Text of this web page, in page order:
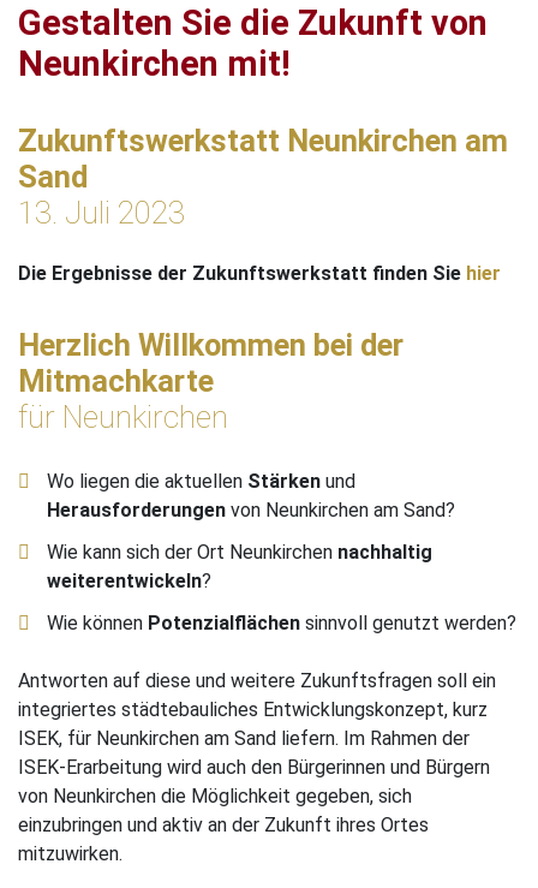
Gestalten Sie die Zukunft von
Neunkirchen mit!
Zukunftswerkstatt Neunkirchen am
Sand
13. Juli 2023
Die Ergebnisse der Zukunftswerkstatt finden Sie hier
Herzlich Willkommen bei der
Mitmachkarte
für Neunkirchen
Wo liegen die aktuellen Stärken und
Herausforderungen von Neunkirchen am Sand?
Wie kann sich der Ort Neunkirchen nachhaltig
weiterentwickeln?
Wie können Potenzialflächen sinnvoll genutzt werden?
Antworten auf diese und weitere Zukunftsfragen soll ein
integriertes städtebauliches Entwicklungskonzept, kurz
ISEK, für Neunkirchen am Sand liefern. Im Rahmen der
ISEK-Erarbeitung wird auch den Bürgerinnen und Bürgern
von Neunkirchen die Möglichkeit gegeben, sich
einzubringen und aktiv an der Zukunft ihres Ortes
mitzuwirken.